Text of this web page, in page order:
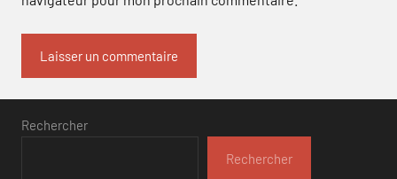
Rechercher
Rechercher